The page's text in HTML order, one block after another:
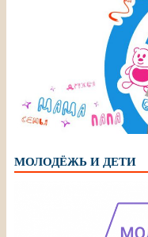
МОЛОДЁЖЬ И ДЕТИ